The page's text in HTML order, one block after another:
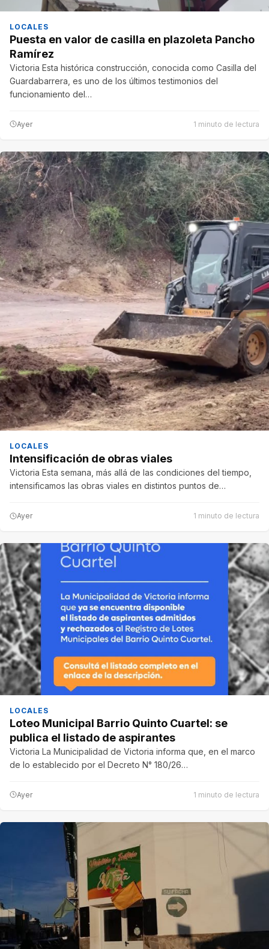
LOCALES
Puesta en valor de casilla en plazoleta Pancho
Ramírez
Victoria Esta histórica construcción, conocida como Casilla del
Guardabarrera, es uno de los últimos testimonios del
funcionamiento del…
Ayer 1 minuto de lectura
LOCALES
Intensificación de obras viales
Victoria Esta semana, más allá de las condiciones del tiempo,
intensificamos las obras viales en distintos puntos de…
Ayer 1 minuto de lectura
LOCALES
Loteo Municipal Barrio Quinto Cuartel: se
publica el listado de aspirantes
Victoria La Municipalidad de Victoria informa que, en el marco
de lo establecido por el Decreto N° 180/26…
Ayer 1 minuto de lectura